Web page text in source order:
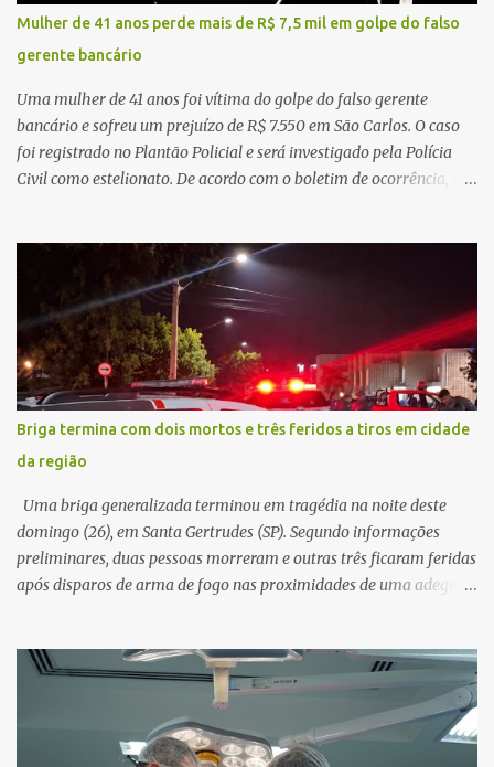
de demandas crescentes e recursos necessariamente limitados, a
principal missão da gestão pública não é apenas investir mais,
mas decidir melhor onde investir para produzir o maior benefício
possível à população. Essa reflexão encontra respaldo tanto na
teoria da admini...
Mulher de 41 anos perde mais de R$ 7,5 mil em golpe do falso
gerente bancário
Uma mulher de 41 anos foi vítima do golpe do falso gerente
bancário e sofreu um prejuízo de R$ 7.550 em São Carlos. O caso
foi registrado no Plantão Policial e será investigado pela Polícia
Civil como estelionato. De acordo com o boletim de ocorrência, a
suspeito alegou que seria necessário atualizar o cadastro da conta
e passou a orientar a vítima sobre os procedimentos que deveriam
ser realizados. Dias depois, o golpista enviou um documento em
PDF simulando uma comunicação oficial da instituição financeira.
Na sequência, entrou em contato por telefone e encaminhou um
link, orientando a vítima a acessá-lo pelo computador para
concluir a suposta atualização cadastral. Após realizar o
procedimento, a conta bancária ficou bloqueada por algumas
horas. Sem conseguir acessar o sistema, a vítima tentou
novamente contato com o suposto gerente, mas não obteve
resposta. Na segunda-fe...
Briga termina com dois mortos e três feridos a tiros em cidade
da região
Uma briga generalizada terminou em tragédia na noite deste
domingo (26), em Santa Gertrudes (SP). Segundo informações
preliminares, duas pessoas morreram e outras três ficaram feridas
após disparos de arma de fogo nas proximidades de uma adega. O
começado dentro do estabelecimento e se estendido para a área
externa, quando dois homens armados passaram a efetuar
diversos disparos. Duas vítimas morreram ainda no local. Outras
três pessoas foram baleadas e socorridas. Até o momento, não